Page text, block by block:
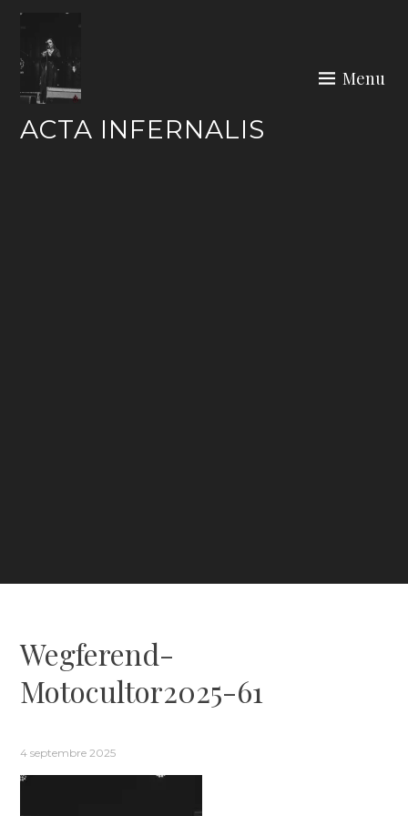
Skip
content
ACTA INFERNALIS
Menu
Wegferend-
Motocultor2025-61
4 septembre 2025